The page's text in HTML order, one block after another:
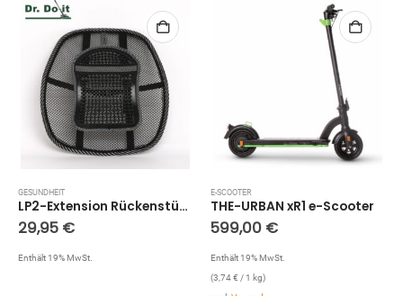
GESUNDHEIT
LP2-Extension Rückenstütze, bis zu 100kg
29,95 €
Enthält 19% MwSt.
E-SCOOTER
THE-URBAN xR1 e-Scooter
599,00 €
Enthält 19% MwSt.
(3,74€ / 1 kg)